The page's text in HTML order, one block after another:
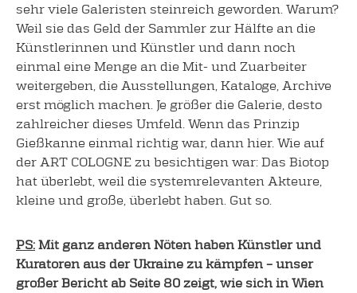
sehr viele Galeristen steinreich geworden. Warum?
Weil sie das Geld der Sammler zur Hälfte an die
Künstlerinnen und Künstler und dann noch
einmal eine Menge an die Mit- und Zuarbeiter
weitergeben, die Ausstellungen, Kataloge, Archive
erst möglich machen. Je größer die Galerie, desto
zahlreicher dieses Umfeld. Wenn das Prinzip
Gießkanne einmal richtig war, dann hier. Wie auf
der ART COLOGNE zu besichtigen war: Das Biotop
hat überlebt, weil die systemrelevanten Akteure,
kleine und große, überlebt haben. Gut so.
PS: Mit ganz anderen Nöten haben Künstler und
Kuratoren aus der Ukraine zu kämpfen – unser
großer Bericht ab Seite 80 zeigt, wie sich in Wien